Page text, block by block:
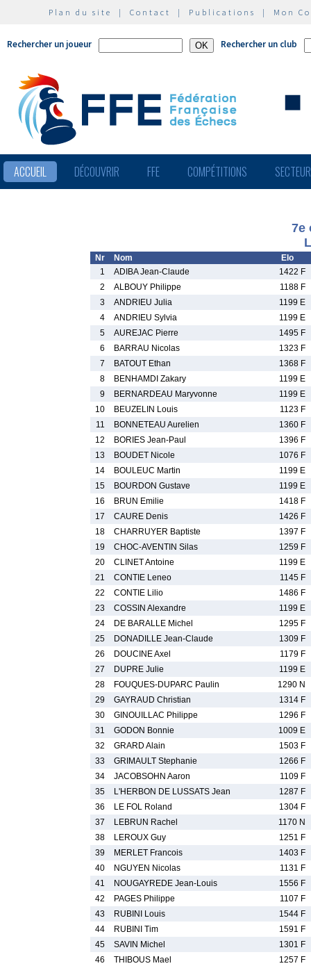
Plan du site | Contact | Publications | Mon
Rechercher un joueur Rechercher un club
ACCUEIL DÉCOUVRIR FFE COMPÉTITIONS
7e
Nr Nom
Elo
1
ADIBA Jean-Claude
1422 F
2
ALBOUY Philippe
1188 F
3
ANDRIEU Julia
1199 E
4
ANDRIEU Sylvia
1199 E
5
AUREJAC Pierre
1495 F
6
BARRAU Nicolas
1323 F
7
BATOUT Ethan
1368 F
8
BENHAMDI Zakary
1199 E
9
BERNARDEAU Maryvonne
1199 E
10
BEUZELIN Louis
1123 F
11
BONNETEAU Aurelien
1360 F
12
BORIES Jean-Paul
1396 F
13
BOUDET Nicole
1076 F
14
BOULEUC Martin
1199 E
15
BOURDON Gustave
1199 E
16
BRUN Emilie
1418 F
17
CAURE Denis
1426 F
18
CHARRUYER Baptiste
1397 F
19
CHOC-AVENTIN Silas
1259 F
20
CLINET Antoine
1199 E
21
CONTIE Leneo
1145 F
22
CONTIE Lilio
1486 F
23
COSSIN Alexandre
1199 E
24
DE BARALLE Michel
1295 F
25
DONADILLE Jean-Claude
1309 F
26
DOUCINE Axel
1179 F
27
DUPRE Julie
1199 E
28
FOUQUES-DUPARC Paulin
1290 N
29
GAYRAUD Christian
1314 F
30
GINOUILLAC Philippe
1296 F
31
GODON Bonnie
1009 E
32
GRARD Alain
1503 F
33
GRIMAULT Stephanie
1266 F
34
JACOBSOHN Aaron
1109 F
35
L'HERBON DE LUSSATS Jean
1287 F
36
LE FOL Roland
1304 F
37
LEBRUN Rachel
1170 N
38
LEROUX Guy
1251 F
39
MERLET Francois
1403 F
40
NGUYEN Nicolas
1131 F
41
NOUGAYREDE Jean-Louis
1556 F
42
PAGES Philippe
1107 F
43
RUBINI Louis
1544 F
44
RUBINI Tim
1591 F
45
SAVIN Michel
1301 F
46
THIBOUS Mael
1257 F